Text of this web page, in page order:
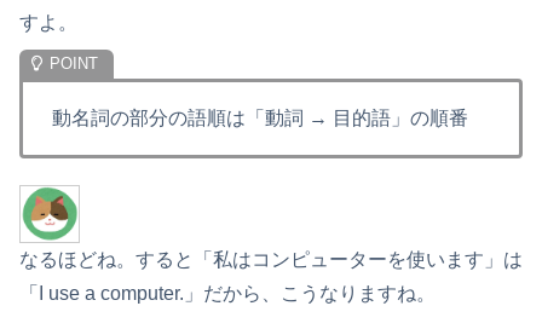
すよ。
動名詞の部分の語順は「動詞 → 目的語」の順番
なるほどね。すると「私はコンピューターを使います」は
「I use a computer.」だから、こうなりますね。